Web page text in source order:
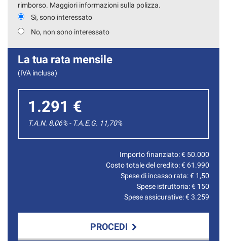
rimborso. Maggiori informazioni sulla polizza.
Si, sono interessato
No, non sono interessato
La tua rata mensile
(IVA inclusa)
1.291 €
T.A.N. 8,06% - T.A.E.G. 11,70%
Importo finanziato: € 50.000
Costo totale del credito: € 61.990
Spese di incasso rata: € 1,50
Spese istruttoria: € 150
Spese assicurative: €3.259
PROCEDI